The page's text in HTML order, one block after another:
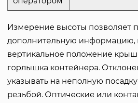
Измерение высоты позволяет
дополнительную информацию,
вертикальное положение
горлышка контейнера.
указывать на неполную
резьбой. Оптические или